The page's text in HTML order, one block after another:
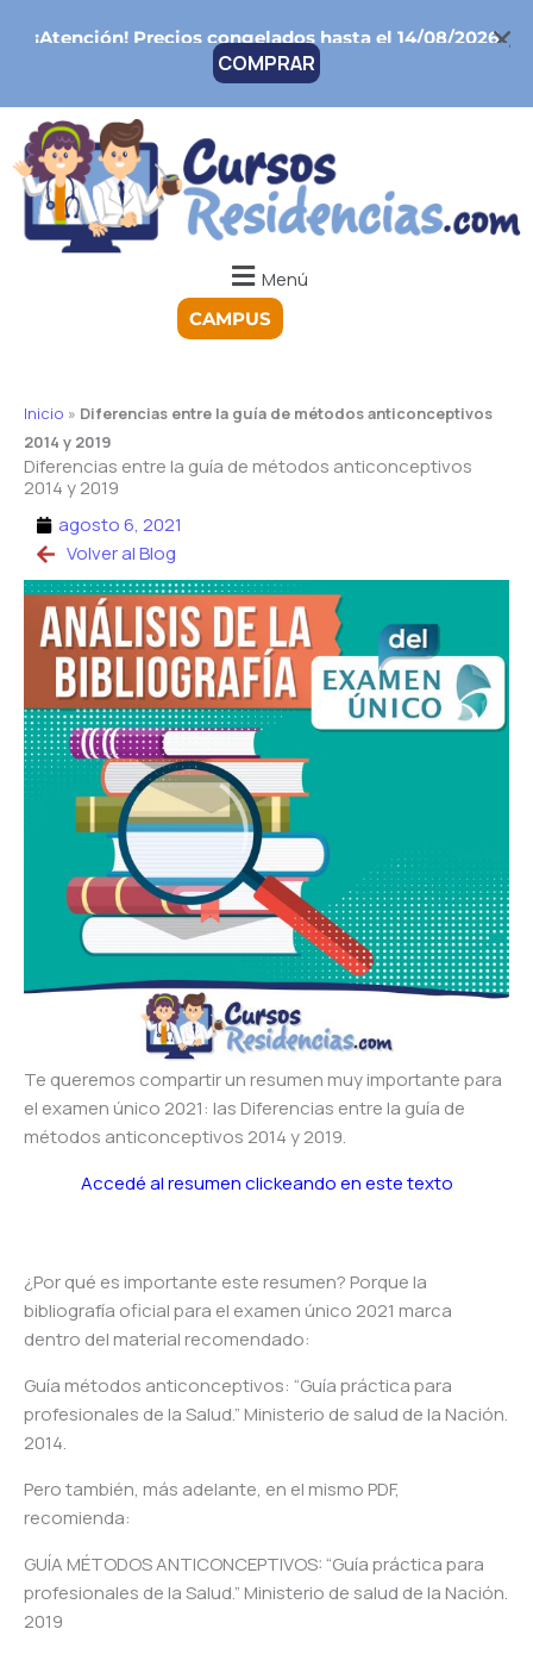
¡Atención!Precios congelados hasta el 14/08/2026
COMPRAR
Menú
CAMPUS
Inicio » Diferencias entre la guía de métodos anticonceptivos
2014 y 2019
Diferencias entre la guía de métodos anticonceptivos
2014 y 2019
agosto 6, 2021
Volver al Blog
Te queremos compartir un resumen muy importante para
el examen único 2021: las Diferencias entre la guía de
métodos anticonceptivos 2014 y 2019.
Accedé al resumen clickeando en este texto
¿Por qué es importante este resumen? Porque la
bibliografía oficial para el examen único 2021 marca
dentro del material recomendado:
Guía métodos anticonceptivos: “Guía práctica para
profesionales de la Salud.” Ministerio de salud de la Nación.
2014.
Pero también, más adelante, en el mismo PDF,
recomienda:
GUÍA MÉTODOS ANTICONCEPTIVOS: “Guía práctica para
profesionales de la Salud.” Ministerio de salud de la Nación.
2019